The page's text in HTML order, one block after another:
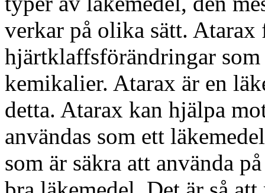
verkar på olika sätt.
hjärtklaffsförändringar
kemikalier. Atarax är en
detta. Atarax kan hjälpa
användas som ett
som är säkra att använda